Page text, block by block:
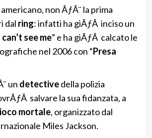
non ÃƒÂ¨ la prima
dal ring: infatti ha giÃƒÂ inciso un
see me” e ha giÃƒÂ calcato le
nel 2006 con “Presa
un detectivedella polizia
salvare la sua fidanzata, a
mortale, organizzato dal
Miles Jackson.